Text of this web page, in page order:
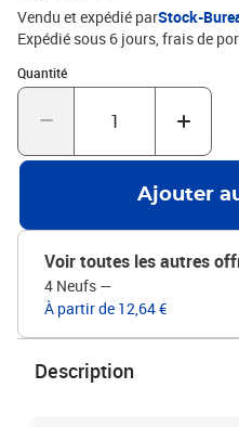
Vendu et expédié parStock-
Expédié sous 6 jours, frais de
Quantité
Quantité : 1
Ajouter
Voir toutes les autres
4 Neufs —
À partir de 12,64 €
Description